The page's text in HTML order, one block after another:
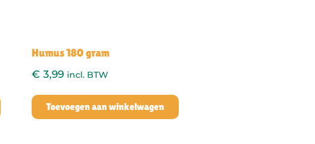
Humus 180 gram
€ 3,99 incl. BTW
Toevoegen aan winkelwagen